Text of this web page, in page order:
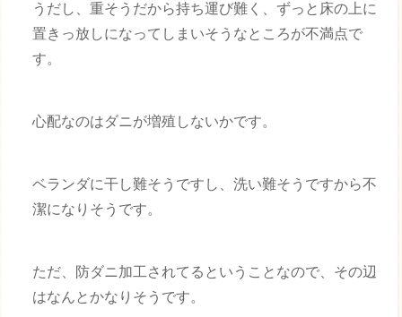
うだし、重そうだから持ち運び難く、ずっと床の上に
置きっ放しになってしまいそうなところが不満点で
す。
心配なのはダニが増殖しないかです。
ベランダに干し難そうですし、洗い難そうですから不
潔になりそうです。
ただ、防ダニ加工されてるということなので、その辺
はなんとかなりそうです。